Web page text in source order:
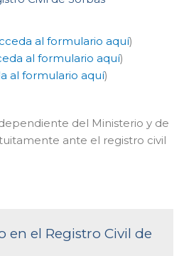
al formulario aquí)
al formulario aquí)
al formulario aquí)
del Ministerio y de
ante el registro civil
en el Registro Civil de